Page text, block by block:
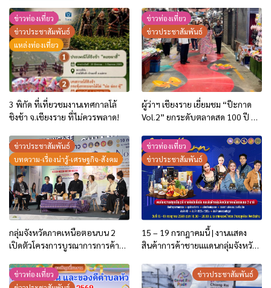
ข่าวท่องเที่ยว
ข่าวประชาสัมพันธ์
แหล่งท่องเที่ยว
3 พิกัด ที่เที่ยวชมงานเทศกาลโล้
ชิงช้า จ.เชียงราย ที่ไม่ควรพลาด!
ข่าวท่องเที่ยว
ข่าวประชาสัมพันธ์
ผู้ว่าฯ เชียงราย เยี่ยมชม “ป๊ะกาด
Vol.2” ยกระดับตลาดสด 100 ปี สู่
เศรษฐกิจสร้างสรรค์และการท่อง
เที่ยวของเมือง
ข่าวประชาสัมพันธ์
บทความ-เรื่องน่ารู้-เศรษฐกิจ-สังคม
กลุ่มจังหวัดภาคเหนือตอนบน 2
เปิดตัวโครงการบูรณาการการค้า
กระตุ้นการใช้จ่ายของประชาชน
และนักท่องเที่ยว
ข่าวท่องเที่ยว
ข่าวประชาสัมพันธ์
15 – 19 กรกฎาคมนี้ | งานแสดง
สินค้าการค้าชายแแดนกลุ่มจังหวัด
ข่าวท่องเที่ยว
ข่าวประชาสัมพันธ์